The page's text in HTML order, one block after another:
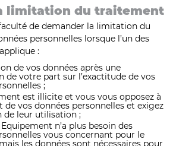
limitation du traitement
de demander la limitation du
personnelles lorsque l’un des
:
de vos données après une
de votre part sur l’exactitude de vos
;
est illicite et vous vous opposez à
de vos données personnelles et exigez
de leur utilisation ;
n’a plus besoin des
vous concernant pour le
les données sont nécessaires pour